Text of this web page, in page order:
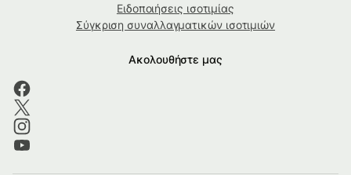
Ειδοποιήσεις ισοτιμίας
Σύγκριση συναλλαγματικών ισοτιμιών
Ακολουθήστε μας